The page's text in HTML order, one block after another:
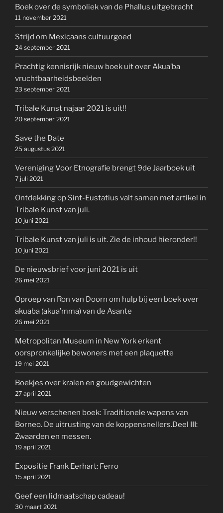
Boek over de symboliek van de Phallus uitgebracht
11 november 2021
Strijd om Mexicaans cultuurgoed
24 september 2021
Prachtig kennisrijk nieuw boek uit over Akua’ba
vruchtbaarheidsbeelden
23 september 2021
Tribale Kunst najaar 2021 is uit!!
20 september 2021
Save the Date
25 augustus 2021
Vereniging Voor Etnografie brengt 9de Jaarboek uit
7 juli 2021
Ontdekking op Sint-Eustatius valt samen met artikel in
Tribale Kunst van juli.
10 juni 2021
Tribale Kunst van juli is uit. Zie de inhoud hieronder!!
10 juni 2021
De nieuwsbrief voor juni 2021 is uit
26 mei 2021
Oproep van Ron van Doorn om hulp bij een boek over
akuaba (akua’mma) van de Asante
26 mei 2021
Metropolitan Museum in New York erkent
oorspronkelijke bewoners met een plaquette
19 mei 2021
Boekjes over kralen en goudgewichten
27 april 2021
Nieuw verschenen boek: Traditionele wapens van
Borneo. De uitrusting van de koppensnellers.Deel III:
Zwaarden en messen.
19 april 2021
Expositie Frank Eerhart: Ferro
15 april 2021
Geef een lidmaatschap cadeau!
30 maart 2021